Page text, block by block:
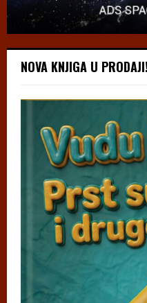
NOVA KNJIGA U PRODAJI!